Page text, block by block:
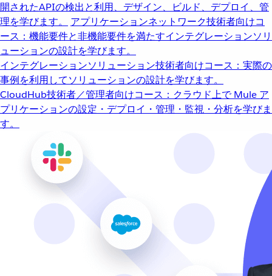
開されたAPIの検出と利用、デザイン、ビルド、デプロイ、管
理を学びます。
アプリケーションネットワーク技術者向けコ
ース：機能要件と非機能要件を満たすインテグレーションソリ
ューションの設計を学びます。
インテグレーションソリューション技術者向けコース：実際の
事例を利用してソリューションの設計を学びます。
CloudHub技術者／管理者向けコース：クラウド上で Mule ア
プリケーションの設定・デプロイ・管理・監視・分析を学びま
す。